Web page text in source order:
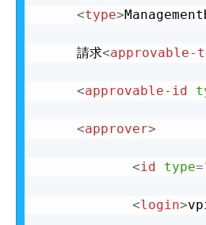
<type>
	 請求
<approvable-
<approvable-id
<approver>
<id type=
<login>